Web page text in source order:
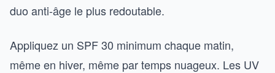
duo anti-âge le plus redoutable.
Appliquez un SPF 30 minimum chaque matin,
même en hiver, même par temps nuageux. Les UV